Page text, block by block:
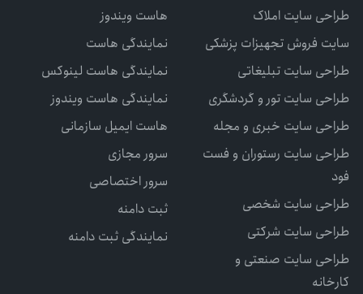
طراحی سایت املاک
سایت فروش تجهیزات پزشکی
طراحی سایت تبلیغاتی
طراحی سایت تور و گردشگری
طراحی سایت خبری و مجله
طراحی سایت رستوران و فست
فود
طراحی سایت شخصی
طراحی سایت شرکتی
طراحی سایت صنعتی و
کارخانه
هاست ویندوز
نمایندگی هاست
نمایندگی هاست لینوکس
نمایندگی هاست ویندوز
هاست ایمیل سازمانی
سرور مجازی
سرور اختصاصی
ثبت دامنه
نمایندگی ثبت دامنه